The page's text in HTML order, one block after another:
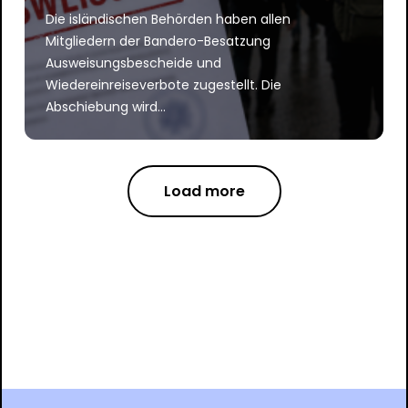
Die isländischen Behörden haben allen
Mitgliedern der Bandero-Besatzung
Ausweisungsbescheide und
Wiedereinreiseverbote zugestellt. Die
Abschiebung wird...
Load more